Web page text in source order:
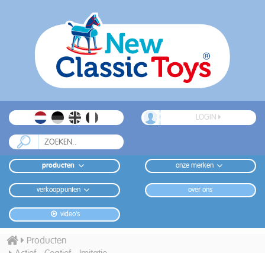
LOGIN
producten onze merken
verkooppunten over ons
video's
Producten